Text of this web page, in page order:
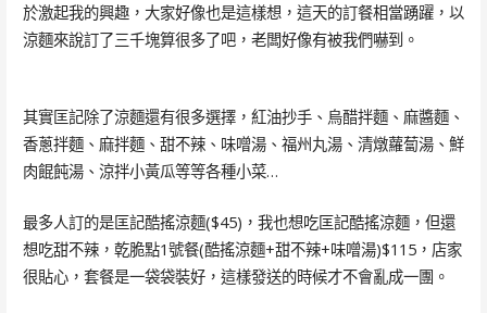
於激起我的興趣，大家好像也是這樣想，這天的訂餐相當踴躍，以
涼麵來說訂了三千塊算很多了吧，老闆好像有被我們嚇到。
其實匡記除了涼麵還有很多選擇，紅油抄手、烏醋拌麵、麻醬麵、
香蔥拌麵、麻拌麵、甜不辣、味噌湯、福州丸湯、清燉蘿蔔湯、鮮
肉餛飩湯、涼拌小黃瓜等等各種小菜…
最多人訂的是匡記酷搖涼麵($45)，我也想吃匡記酷搖涼麵，但還
想吃甜不辣，乾脆點1號餐(酷搖涼麵+甜不辣+味噌湯)$115，店家
很貼心，套餐是一袋袋裝好，這樣發送的時候才不會亂成一團。